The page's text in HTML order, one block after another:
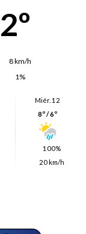
2º
8 km/h
1%
Miér. 12
8º / 6º
100%
20 km/h